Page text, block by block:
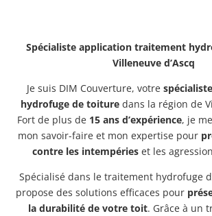
Spécialiste application traitement
Villeneuve d’Ascq
Je suis DIM Couverture, votre
hydrofuge de toituredans la région de
Fort de plus de 15 ans d’expérience, je
mon savoir-faire et mon expertise pour
contre les intempérieset les
Spécialisé dans le traitement hydrofuge
propose des solutions efficaces pour
la durabilité de votre toit. Grâce à un